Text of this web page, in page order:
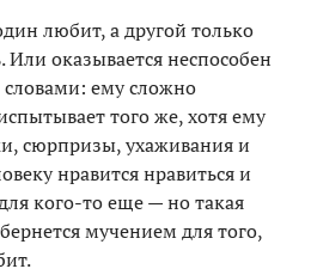
любит, а другой только
оказывается неспособен
ему сложно
того же, хотя ему
сюрпризы, ухаживания и
нравится нравиться и
кого-то еще — но такая
мучением для того,